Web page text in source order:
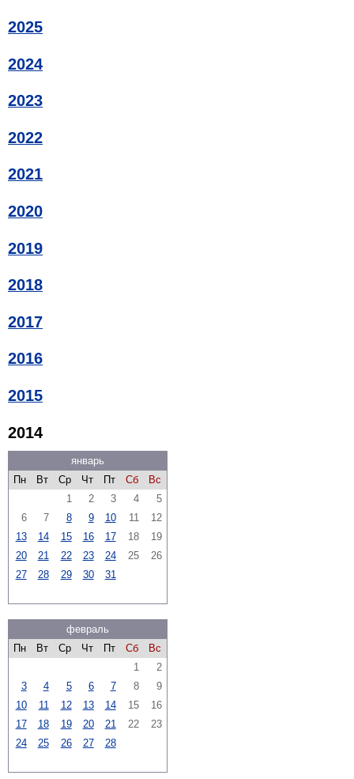
2025
2024
2023
2022
2021
2020
2019
2018
2017
2016
2015
2014
январь
Пн
Вт Ср Чт Пт Сб
Вс
1
2 3 4
5
6
7 8 9 10 11
12
13
14 15 16 17 18
19
20
21 22 23 24 25
26
27
28 29 30 31
февраль
Пн
Вт Ср Чт Пт Сб
Вс
1
2
3
4 5 6 7 8
9
10
11 12 13 14 15
16
17
18 19 20 21 22
23
24
25 26 27 28